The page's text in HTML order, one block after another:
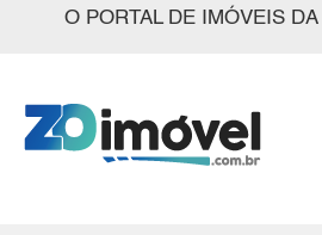
O PORTAL DE IMÓVEIS DA